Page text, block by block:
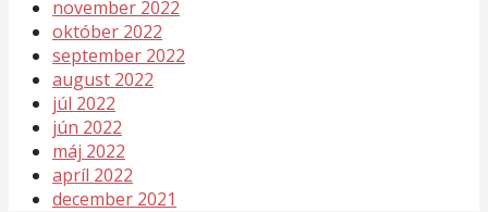
november 2022
október 2022
september 2022
august 2022
júl 2022
jún 2022
máj 2022
apríl 2022
december 2021